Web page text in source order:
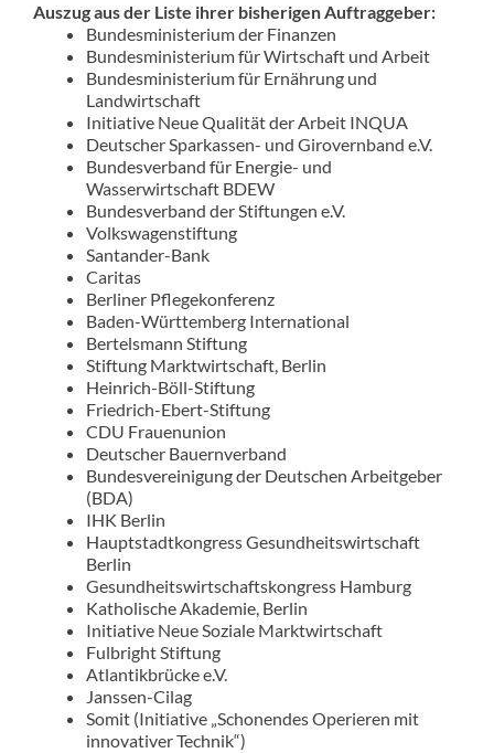
Auszug aus der Liste ihrer bisherigen Auftraggeber:
Bundesministerium der Finanzen
Bundesministerium für Wirtschaft und Arbeit
Bundesministerium für Ernährung und
Landwirtschaft
Initiative Neue Qualität der Arbeit INQUA
Deutscher Sparkassen- und Girovernband e.V.
Bundesverband für Energie- und
Wasserwirtschaft BDEW
Bundesverband der Stiftungen e.V.
Volkswagenstiftung
Santander-Bank
Caritas
Berliner Pflegekonferenz
Baden-Württemberg International
Bertelsmann Stiftung
Stiftung Marktwirtschaft, Berlin
Heinrich-Böll-Stiftung
Friedrich-Ebert-Stiftung
CDU Frauenunion
Deutscher Bauernverband
Bundesvereinigung der Deutschen Arbeitgeber
(BDA)
IHK Berlin
Hauptstadtkongress Gesundheitswirtschaft
Berlin
Gesundheitswirtschaftskongress Hamburg
Katholische Akademie, Berlin
Initiative Neue Soziale Marktwirtschaft
Fulbright Stiftung
Atlantikbrücke e.V.
Janssen-Cilag
Somit (Initiative „Schonendes Operieren mit
innovativer Technik“)